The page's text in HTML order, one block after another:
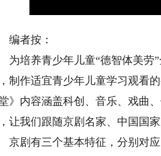
者按：
培养青少年儿童“德智体美劳”
制作适宜青少年儿童学习观看
》内容涵盖科创、音乐、戏曲
让我们跟随京剧名家、中国国
剧有三个基本特征，分别对应